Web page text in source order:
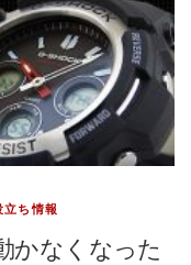
ち情報
かなくなった